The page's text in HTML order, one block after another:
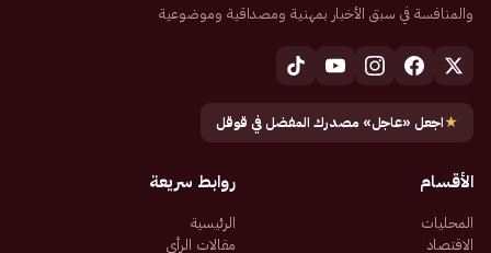
والمنافسة في سبق الأخبار بمهنية ومصداقية وموضوعية
★اجعل «عاجل» مصدرك المفضل في قوقل
الأقسام
المحليات
الاقتصاد
روابط سريعة
الرئيسية
مقالات الرأي